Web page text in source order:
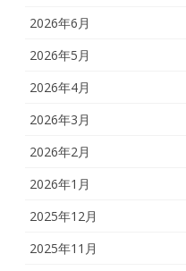
2026年6月
2026年5月
2026年4月
2026年3月
2026年2月
2026年1月
2025年12月
2025年11月